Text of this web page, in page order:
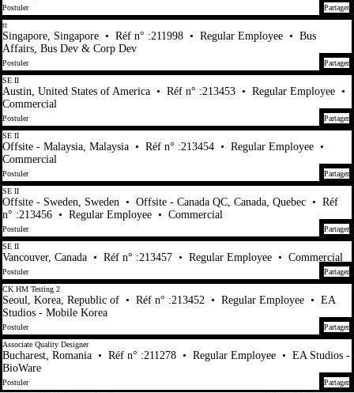
Postuler
Partager
tt
Singapore, Singapore • Réf n° :211998 • Regular Employee • Bus
Affairs, Bus Dev & Corp Dev
Postuler
Partager
SE II
Austin, United States of America • Réf n° :213453 • Regular Employee •
Commercial
Postuler
Partager
SE II
Offsite - Malaysia, Malaysia • Réf n° :213454 • Regular Employee •
Commercial
Postuler
Partager
SE II
Offsite - Sweden, Sweden • Offsite - Canada QC, Canada, Quebec • Réf
n° :213456 • Regular Employee • Commercial
Postuler
Partager
SE II
Vancouver, Canada • Réf n° :213457 • Regular Employee • Commercial
Postuler
Partager
CK HM Testing 2
Seoul, Korea, Republic of • Réf n° :213452 • Regular Employee • EA
Studios - Mobile Korea
Postuler
Partager
Associate Quality Designer
Bucharest, Romania • Réf n° :211278 • Regular Employee • EA Studios -
BioWare
Postuler Partager